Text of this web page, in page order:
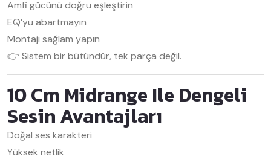
Amfi gücünü doğru eşleştirin
EQ’yu abartmayın
Montajı sağlam yapın
👉 Sistem bir bütündür, tek parça değil.
10 Cm Midrange Ile Dengeli
Sesin Avantajları
Doğal ses karakteri
Yüksek netlik